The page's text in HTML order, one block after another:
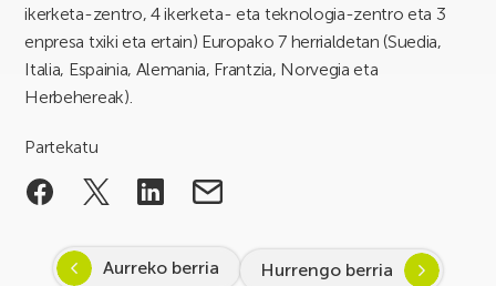
ikerketa-zentro, 4 ikerketa- eta teknologia-zentro eta 3
enpresa txiki eta ertain) Europako 7 herrialdetan (Suedia,
Italia, Espainia, Alemania, Frantzia, Norvegia eta
Herbehereak).
Partekatu
Aurreko berria Hurrengo berria